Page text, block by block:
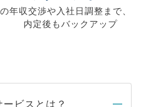
年収交渉や入社日調整まで、
内定後もバックアップ
ビスとは？